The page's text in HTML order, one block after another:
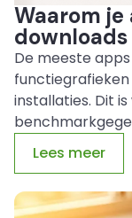
Waarom
De meeste
installaties. Dit
Lees meer